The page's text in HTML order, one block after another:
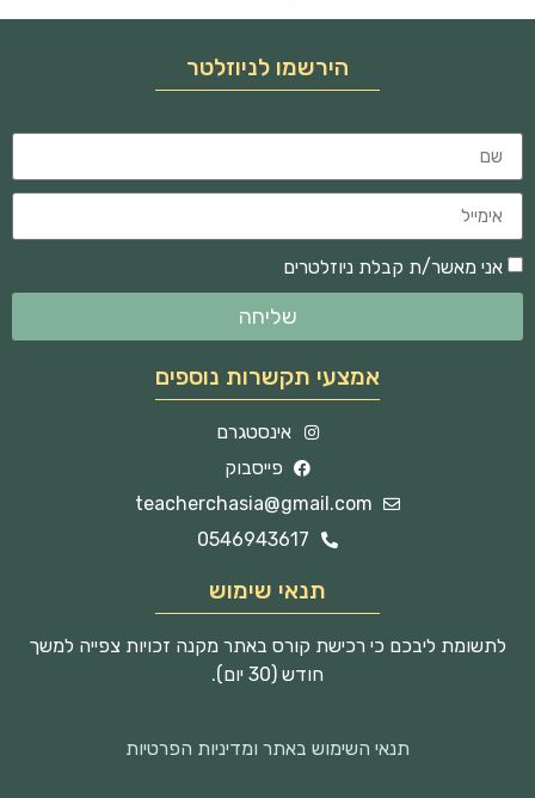
הירשמו לניוזלטר
אני מאשר/ת קבלת ניוזלטרים
שליחה
אמצעי תקשרות נוספים
אינסטגרם
פייסבוק
teacherchasia@gmail.com
0546943617
תנאי שימוש
לתשומת ליבכם כי רכישת קורס באתר מקנה זכויות צפייה למשך
חודש (30 יום).
תנאי השימוש באתר ומדיניות הפרטיות